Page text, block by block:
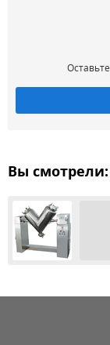
Вы смотрели: